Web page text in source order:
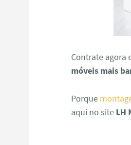
Contrate agora
móveis mais
Porque
aqui no site LH